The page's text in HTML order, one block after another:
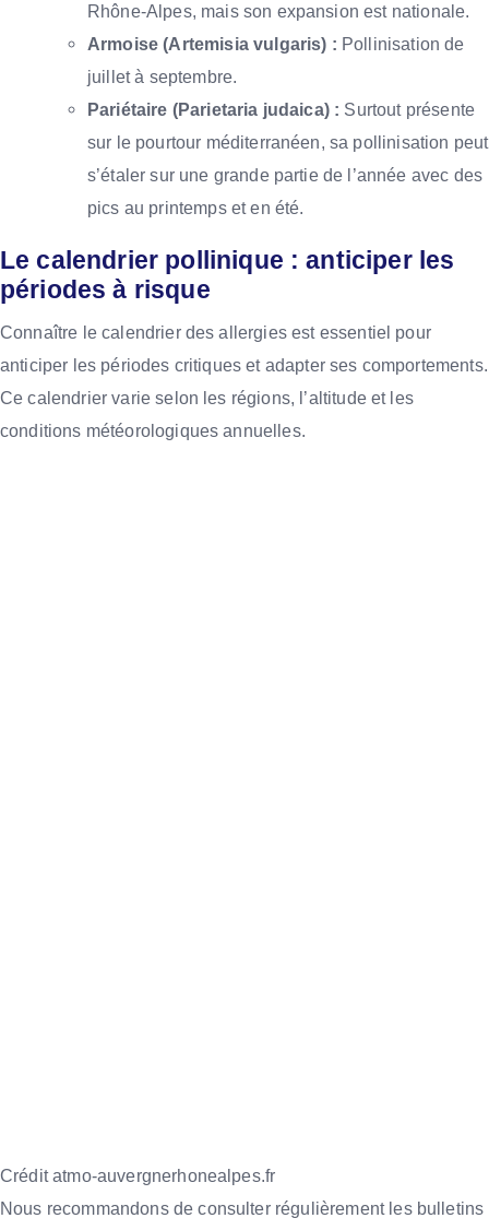
Rhône-Alpes, mais son expansion est nationale.
Armoise (Artemisia vulgaris) : Pollinisation de
juillet à septembre.
Pariétaire (Parietaria judaica) : Surtout présente
sur le pourtour méditerranéen, sa pollinisation peut
s’étaler sur une grande partie de l’année avec des
pics au printemps et en été.
Le calendrier pollinique : anticiper les
périodes à risque
Connaître le calendrier des allergies est essentiel pour
anticiper les périodes critiques et adapter ses comportements.
Ce calendrier varie selon les régions, l’altitude et les
conditions météorologiques annuelles.
Crédit atmo-auvergnerhonealpes.fr
Nous recommandons de consulter régulièrement les bulletins